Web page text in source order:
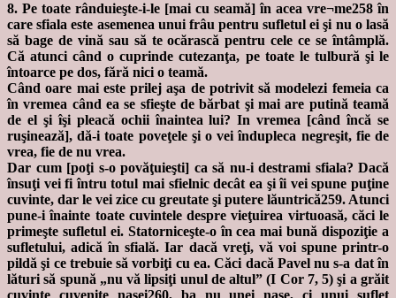
8. Pe toate rânduieşte-i-le [mai cu seamă] în acea vre¬me258 în
care sfiala este asemenea unui frâu pentru sufletul ei şi nu o lasă
să bage de vină sau să te ocărască pentru cele ce se întâmplă.
Că atunci când o cuprinde cutezanţa, pe toate le tulbură şi le
întoarce pe dos, fără nici o teamă.
Când oare mai este prilej aşa de potrivit să modelezi femeia ca
în vremea când ea se sfieşte de bărbat şi mai are putină teamă
de el şi îşi pleacă ochii înaintea lui? In vremea [când încă se
ruşinează], dă-i toate poveţele şi o vei îndupleca negreşit, fie de
vrea, fie de nu vrea.
Dar cum [poţi s-o povăţuieşti] ca să nu-i destrami sfiala? Dacă
însuţi vei fi întru totul mai sfielnic decât ea şi îi vei spune puţine
cuvinte, dar le vei zice cu greutate şi putere lăuntrică259. Atunci
pune-i înainte toate cuvintele despre vieţuirea virtuoasă, căci le
primeşte sufletul ei. Statorniceşte-o în cea mai bună dispoziţie a
sufletului, adică în sfială. Iar dacă vreţi, vă voi spune printr-o
pildă şi ce trebuie să vorbiţi cu ea. Căci dacă Pavel nu s-a dat în
lături să spună „nu vă lipsiţi unul de altul” (I Cor 7, 5) şi a grăit